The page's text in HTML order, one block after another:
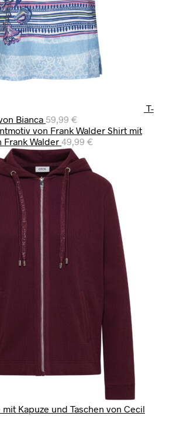
T-
Bianca 59,99 €
Shirt mit
Frank Walder 49,99 €
mit Kapuze und Taschen von Cecil